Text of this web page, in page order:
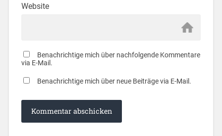
Website
Benachrichtige mich über nachfolgende Kommentare
via E-Mail.
Benachrichtige mich über neue Beiträge via E-Mail.